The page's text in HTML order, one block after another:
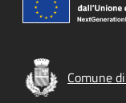
Comune